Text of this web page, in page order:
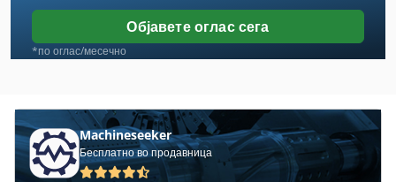
Habegger
Haemmerle
Heboe
Herkules
Објавете оглас сега
*по оглас/месечно
Machineseeker
Бесплатно во продавница